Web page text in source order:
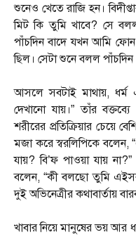
শুনেও খেতে রাজি হন।
মিট কি তুমি খাবে? সে
পাঁচদিন বাদে যখন আমি
ছিল। সেটা শুনে বলল
আসলে সবটাই মাথায়, ধর্ম
দেখানো যায়।” তাঁর
শরীরের প্রতিক্রিয়ার চেয়ে
মজা করে স্বরলিপিকে বলেন,
যায়? বি’ফ পাওয়া যায় না?”
বলেন, “কী বলছো তুমি
দুই অভিনেত্রীর কথাবার্তায়
খাবার নিয়ে মানুষের ভয় আর